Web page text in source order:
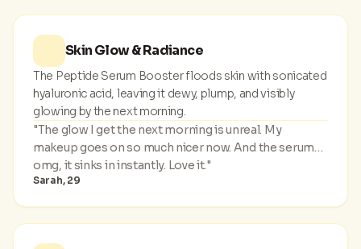
Skin Glow & Radiance
The Peptide Serum Booster floods skin with sonicated
hyaluronic acid, leaving it dewy, plump, and visibly
glowing by the next morning.
"The glow I get the next morning is unreal. My
makeup goes on so much nicer now. And the serum…
omg, it sinks in instantly. Love it."
Sarah, 29